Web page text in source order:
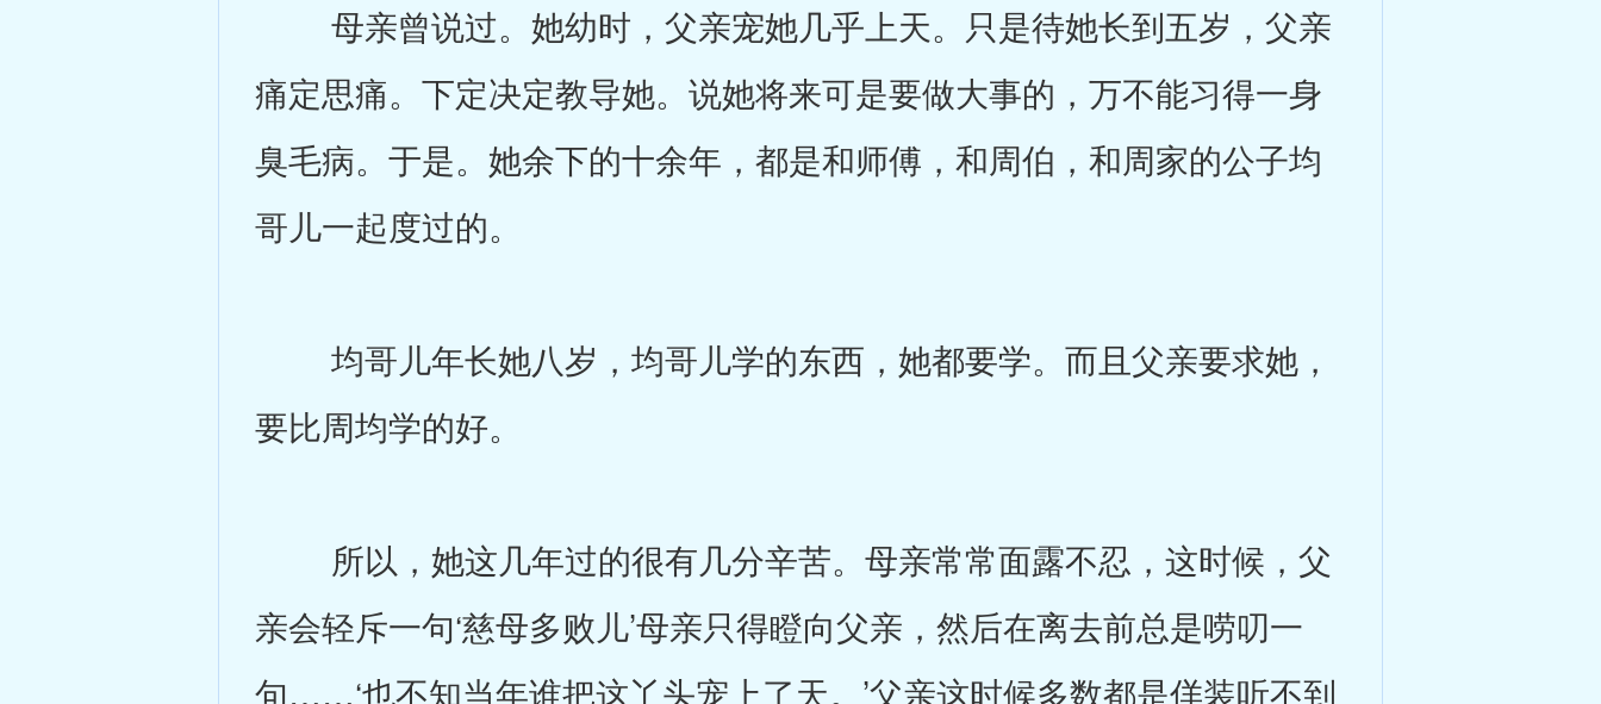
母亲曾说过。她幼时，父亲宠她几乎上天。只是待她长到五岁，父亲
痛定思痛。下定决定教导她。说她将来可是要做大事的，万不能习得一身
臭毛病。于是。她余下的十余年，都是和师傅，和周伯，和周家的公子均
哥儿一起度过的。
均哥儿年长她八岁，均哥儿学的东西，她都要学。而且父亲要求她，
要比周均学的好。
所以，她这几年过的很有几分辛苦。母亲常常面露不忍，这时候，父
亲会轻斥一句‘慈母多败儿’母亲只得瞪向父亲，然后在离去前总是唠叨一
句……‘也不知当年谁把这丫头宠上了天。’父亲这时候多数都是佯装听不到